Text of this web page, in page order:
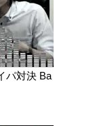
パ対決 Ba